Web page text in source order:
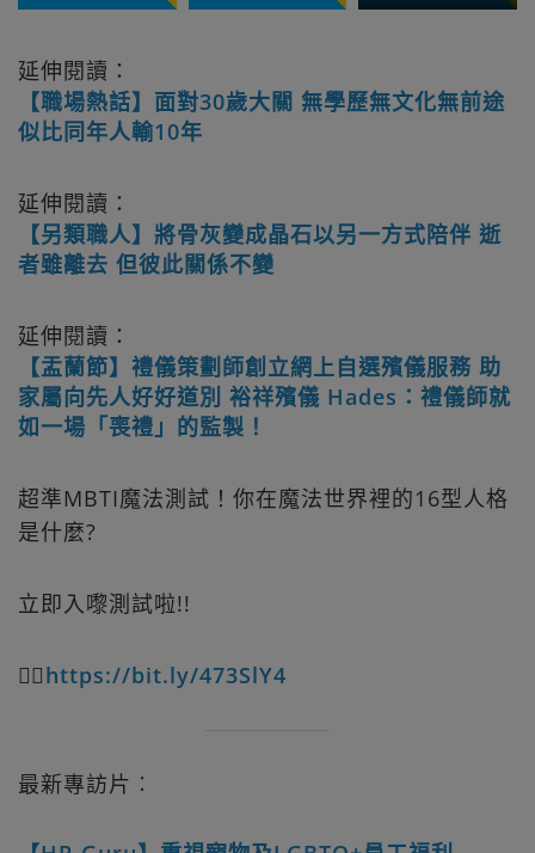
延伸閱讀：
【職場熱話】面對30歲大關 無學歷無文化無前途
似比同年人輸10年
延伸閱讀：
【另類職人】將骨灰變成晶石以另一方式陪伴 逝
者雖離去 但彼此關係不變
延伸閱讀：
【盂蘭節】禮儀策劃師創立網上自選殯儀服務 助
家屬向先人好好道別 裕祥殯儀 Hades：禮儀師就
如一場「喪禮」的監製！
超準MBTI魔法測試！你在魔法世界裡的16型人格
是什麼?
立即入嚟測試啦!!
👉🏻https://bit.ly/473SlY4
最新專訪片︰